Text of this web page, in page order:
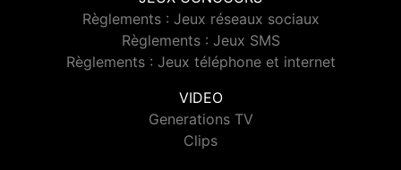
Règlements : Jeux réseaux sociaux
Règlements : Jeux SMS
Règlements : Jeux téléphone et internet
VIDEO
Generations TV
Clips